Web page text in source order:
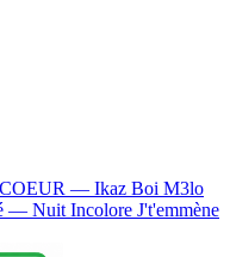
— Ikaz Boi M3lo
— Nuit Incolore J't'emmène